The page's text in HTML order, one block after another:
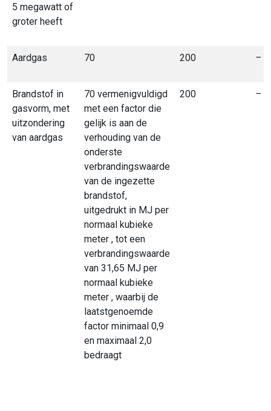
5 megawatt of
groter heeft
Aardgas 70 200 –
Brandstof in
gasvorm, met
uitzondering
van aardgas
70 vermenigvuldigd
met een factor die
gelijk is aan de
verhouding van de
onderste
verbrandingswaarde
van de ingezette
brandstof,
uitgedrukt in MJ per
normaal kubieke
meter , tot een
verbrandingswaarde
van 31,65 MJ per
normaal kubieke
meter , waarbij de
laatstgenoemde
factor minimaal 0,9
en maximaal 2,0
bedraagt
200 –